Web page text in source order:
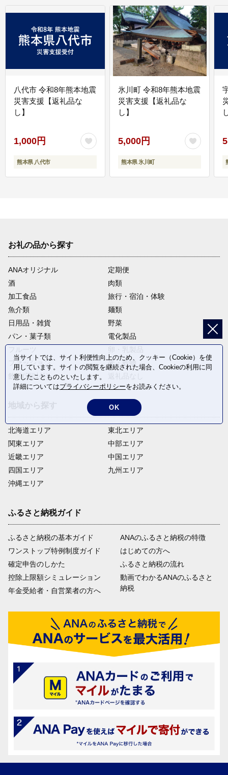
八代市 令和8年熊本地震
災害支援【返礼品な
し】
1,000円
熊本県 八代市
氷川町 令和8年熊本地震
災害支援【返礼品な
し】
5,000円
熊本県 氷川町
お礼の品から探す
ANAオリジナル
定期便
酒
肉類
加工食品
旅行・宿泊・体験
魚介類
麺類
日用品・雑貨
野菜
パン・菓子類
電化製品
ファッション
米・穀物
飲料(酒以外)
北海道エリア
関東エリア
近畿エリア
四国エリア
沖縄エリア
東北エリア
中部エリア
中国エリア
九州エリア
ふるさと納税ガイド
ふるさと納税の基本ガイド
ワンストップ特例制度ガイド
確定申告のしかた
控除上限額シミュレーション
年金受給者・自営業者の方へ
ANAのふるさと納税の特徴
はじめての方へ
ふるさと納税の流れ
動画でわかるANAのふるさと
納税
当サイトでは、サイト利便性向上のため、クッキー（Cookie）を使
用しています。サイトの閲覧を継続された場合、Cookieの利用に同
意したことものといたします。
詳細についてはプライバシーポリシーをお読みください。
OK